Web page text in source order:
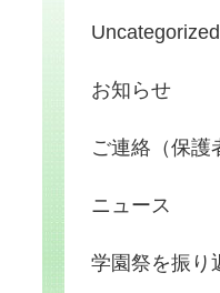
Uncategorized
お知らせ
ご連絡（保護
ニュース
学園祭を振り